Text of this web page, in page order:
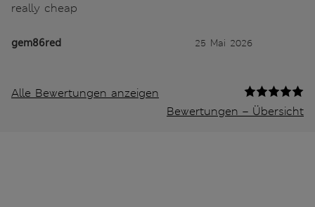
really cheap
gem86red 25 Mai 2026
Alle Bewertungen anzeigen
Bewertungen – Übersicht